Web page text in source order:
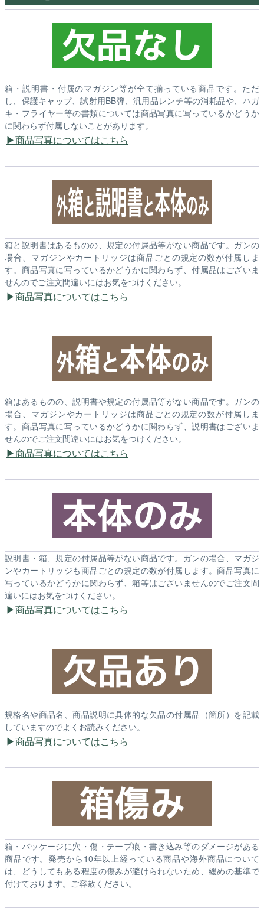
箱・説明書・付属のマガジン等が全て揃っている商品です。ただ
し、保護キャップ、試射用BB弾、汎用品レンチ等の消耗品や、ハガ
キ・フライヤー等の書類については商品写真に写っているかどうか
に関わらず付属しないことがあります。
商品写真についてはこちら
箱と説明書はあるものの、規定の付属品等がない商品です。ガンの
場合、マガジンやカートリッジは商品ごとの規定の数が付属しま
す。商品写真に写っているかどうかに関わらず、付属品はございま
せんのでご注文間違いにはお気をつけください。
商品写真についてはこちら
箱はあるものの、説明書や規定の付属品等がない商品です。ガンの
場合、マガジンやカートリッジは商品ごとの規定の数が付属しま
す。商品写真に写っているかどうかに関わらず、説明書はございま
せんのでご注文間違いにはお気をつけください。
商品写真についてはこちら
説明書・箱、規定の付属品等がない商品です。ガンの場合、マガジ
ンやカートリッジも商品ごとの規定の数が付属します。商品写真に
写っているかどうかに関わらず、箱等はございませんのでご注文間
違いにはお気をつけください。
商品写真についてはこちら
規格名や商品名、商品説明に具体的な欠品の付属品（箇所）を記載
していますのでよくお読みください。
商品写真についてはこちら
箱・パッケージに穴・傷・テープ痕・書き込み等のダメージがある
商品です。発売から10年以上経っている商品や海外商品について
は、どうしてもある程度の傷みが避けられないため、緩めの基準で
付けております。ご容赦ください。